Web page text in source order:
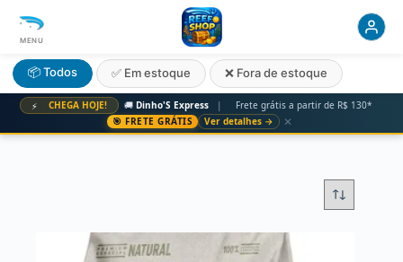
⚡ CHEGA HOJE! 🚚 Dinho'S Express |
Frete grátis a partir de R$ 130*
🎯 FRETE GRÁTIS
Ver detalhes → ✕
MENU
📦 Todos ✅ Em estoque ❌ Fora de estoque